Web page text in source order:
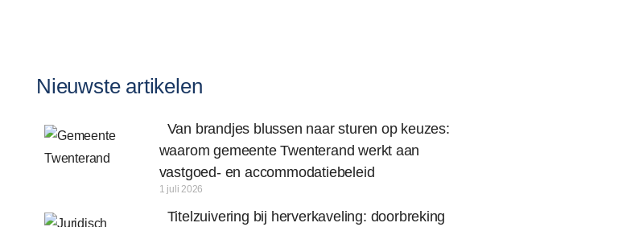
Nieuwste artikelen
Van brandjes blussen naar sturen op keuzes:
waarom gemeente Twenterand werkt aan
vastgoed- en accommodatiebeleid
1 juli 2026
Titelzuivering bij herverkaveling: doorbreking